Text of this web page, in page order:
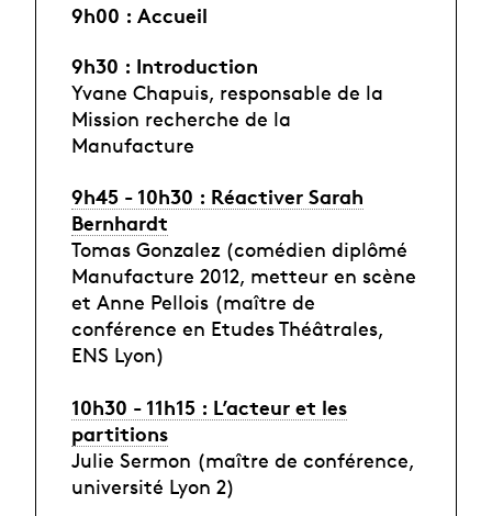
9h00 : Accueil
9h30 : Introduction
Yvane Chapuis, responsable de la
Mission recherche de la
Manufacture
9h45 - 10h30 : Réactiver Sarah
Bernhardt
Tomas Gonzalez (comédien diplômé
Manufacture 2012, metteur en scène
et Anne Pellois (maître de
conférence en Etudes Théâtrales,
ENS Lyon)
10h30 - 11h15 : L’acteur et les
partitions
Julie Sermon (maître de conférence,
université Lyon 2)